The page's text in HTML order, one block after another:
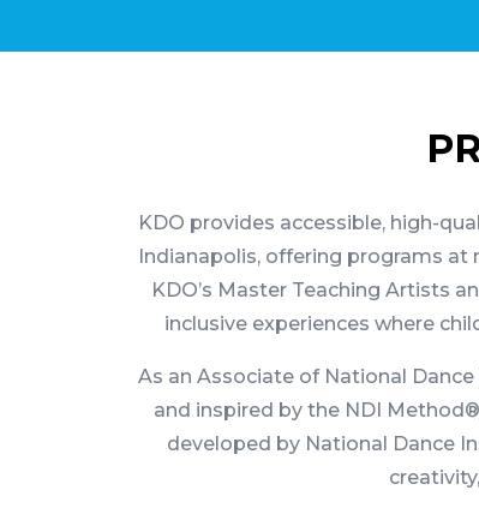
KDO provides accessible, high-
Indianapolis, offering programs
KDO’s Master Teaching Artists
inclusive experiences where
As an Associate of National
and inspired by the NDI
developed by National Dance